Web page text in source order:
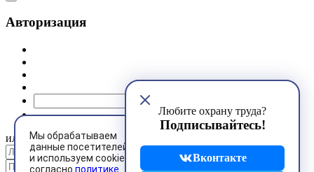
Мы обрабатываем
данные посетителей
и используем cookies
согласно политике
Любите охрану труда?
Подписывайтесь!
Вконтакте
Авторизация
или